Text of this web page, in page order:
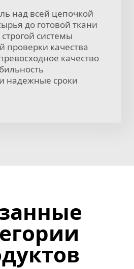
над всей цепочкой
до готовой ткани
системы
проверки качества
качество
надежные сроки